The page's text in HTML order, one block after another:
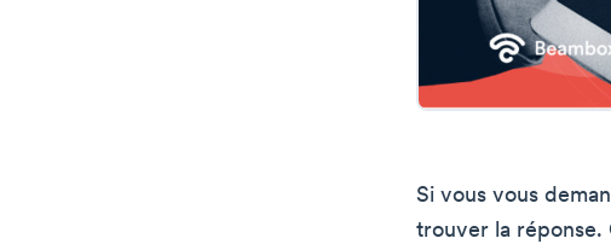
Si vous vous
trouver la